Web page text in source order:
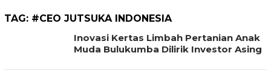
TAG: #CEO JUTSUKA INDONESIA
Inovasi Kertas Limbah Pertanian Anak
Muda Bulukumba Dilirik Investor Asing